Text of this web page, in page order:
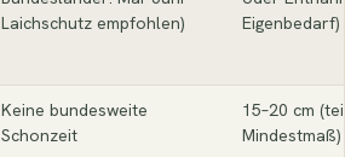
Laichschutz empfohlen)
Eigenbedarf)
Keine bundesweite
Schonzeit
15–20 cm
Mindestmaß)